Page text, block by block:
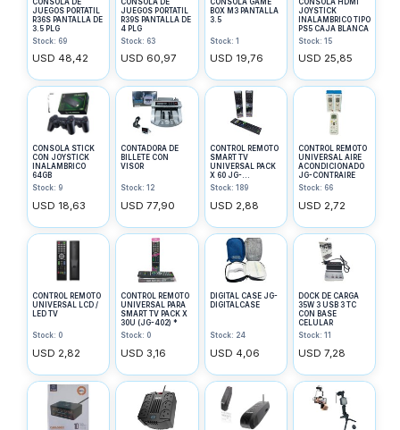
JUEGOS PORTATIL
R36S PANTALLA DE
3.5 PLG
Stock: 69
USD 48,42
JUEGOS PORTATIL
R39S PANTALLA DE
4 PLG
Stock: 63
USD 60,97
BOX M3 PANTALLA
3.5
Stock: 1
USD 19,76
JOYSTICK
INALAMBRICO TIPO
PS5 CAJA BLANCA
Stock: 15
USD 25,85
CONSOLA STICK
CON JOYSTICK
INALAMBRICO
64GB
Stock: 9
USD 18,63
CONTADORA DE
BILLETE CON
VISOR
Stock: 12
USD 77,90
CONTROL REMOTO
SMART TV
UNIVERSAL PACK
X 60 JG-
CONTRSMART
Stock: 189
USD 2,88
CONTROL REMOTO
UNIVERSAL AIRE
ACONDICIONADO
JG-CONTRAIRE
Stock: 66
USD 2,72
CONTROL REMOTO
UNIVERSAL LCD /
LED TV
Stock: 0
USD 2,82
CONTROL REMOTO
UNIVERSAL PARA
SMART TV PACK X
30U (JG-402) *
Stock: 0
USD 3,16
DIGITAL CASE JG-
DIGITALCASE
Stock: 24
USD 4,06
DOCK DE CARGA
35W 3 USB 3 TC
CON BASE
CELULAR
Stock: 11
USD 7,28